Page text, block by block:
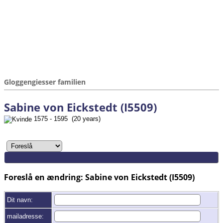
Gloggengiesser familien
Sabine von Eickstedt (I5509)
1575 - 1595 (20 years)
Foreslå en ændring: Sabine von Eickstedt (I5509)
Dit navn:
mailadresse: